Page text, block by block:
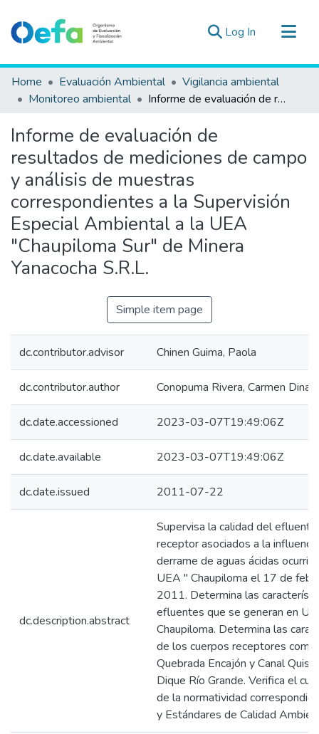
Log In (current)
Communities & Collections
All of DSpace
Estad. Externas
Guias ▾
Home Evaluación Ambiental
Vigilancia ambiental
Monitoreo ambiental
Informe de evaluación de resultados de mediciones de campo y análisis de muestras correspondientes a la Supervisión Especial Ambiental a la UEA "Chaupiloma Sur" de Minera Yanacocha S.R.L.
Informe de evaluación de
resultados de mediciones de campo
y análisis de muestras
correspondientes a la Supervisión
Especial Ambiental a la UEA
"Chaupiloma Sur" de Minera
Yanacocha S.R.L.
Simple item page
dc.contributor.advisor Chinen Guima, Paola
dc.contributor.author Conopuma Rivera, Carmen Dina
dc.date.accessioned 2023-03-07T19:49:06Z
dc.date.available 2023-03-07T19:49:06Z
dc.date.issued 2011-07-22
dc.description.abstract
Supervisa la calidad del
receptor asociados a la
derrame de aguas ácidas
UEA " Chaupiloma el 17 de
2011. Determina las
efluentes que se generan en
Chaupiloma. Determina las
de los cuerpos receptores como
Quebrada Encajón y Canal
Dique Río Grande. Verifica el
de la normatividad
y Estándares de Calidad